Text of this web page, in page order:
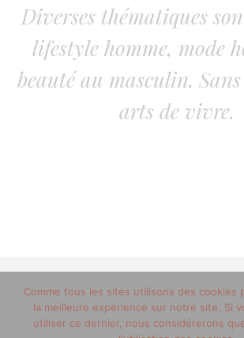
Diverses thématiques
lifestyle homme, mode
beauté au masculin.
arts de vivre.
© 2012-2020 copyright trucsdemec.fr
masculin/Tous droits
Comme tous les sites utilisons des cookies
la meilleure expérience sur notre site. Si
utiliser ce dernier, nous considérerons